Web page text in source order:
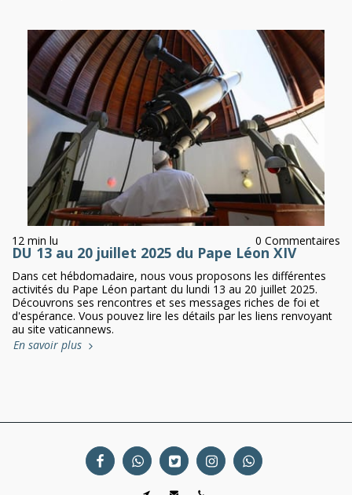
12 min lu 0 Commentaires
DU 13 au 20 juillet 2025 du Pape Léon XIV
Dans cet hébdomadaire, nous vous proposons les différentes
activités du Pape Léon partant du lundi 13 au 20 juillet 2025.
Découvrons ses rencontres et ses messages riches de foi et
d'espérance. Vous pouvez lire les détails par les liens renvoyant
au site vaticannews.
En savoir plus